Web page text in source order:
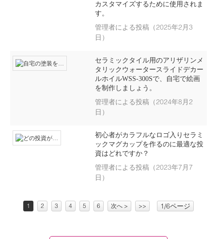
カスタマイズするために使用されま
す。
管理者による投稿（2025年2月3
日）
セラミックタイル用のアリザリンメ
タリックウォータースライドデカー
ルホイルWSS-300Sで、自宅で絵画
を制作しましょう。
管理者による投稿（2024年8月2
日）
初心者がカラフルなロゴ入りセラミ
ックマグカップを作るのに最適な投
資はどれですか？
管理者による投稿（2023年7月7
日）
1 2 3 4 5 6 次へ > >> 1/6ページ